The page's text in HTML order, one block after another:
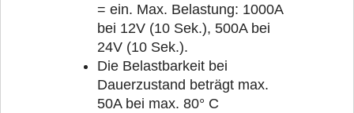
= ein. Max. Belastung: 1000A
bei 12V (10 Sek.), 500A bei
24V (10 Sek.).
Die Belastbarkeit bei
Dauerzustand beträgt max.
50A bei max. 80° C